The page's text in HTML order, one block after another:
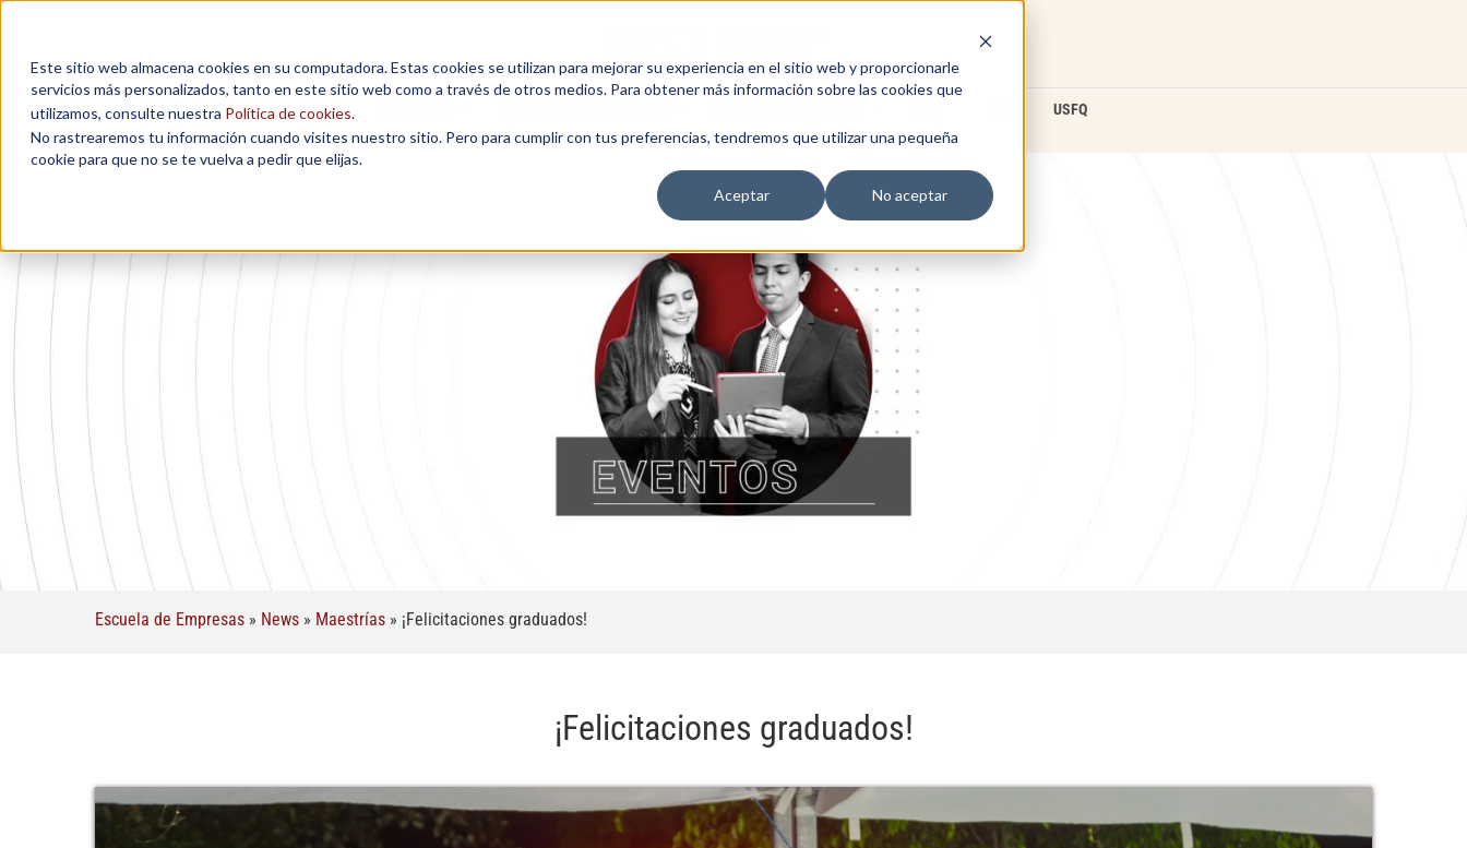
Este sitio web almacena cookies en su computadora. Estas cookies se utilizan para mejorar su experiencia en el sitio web y proporcionarle
servicios más personalizados, tanto en este sitio web como a través de otros medios. Para obtener más información sobre las cookies que
utilizamos, consulte nuestra Política de cookies.
No rastrearemos tu información cuando visites nuestro sitio. Pero para cumplir con tus preferencias, tendremos que utilizar una pequeña
cookie para que no se te vuelva a pedir que elijas.
Aceptar
No aceptar
USFQ
Escuela de Empresas » News » Maestrías » ¡Felicitaciones graduados!
¡Felicitaciones graduados!